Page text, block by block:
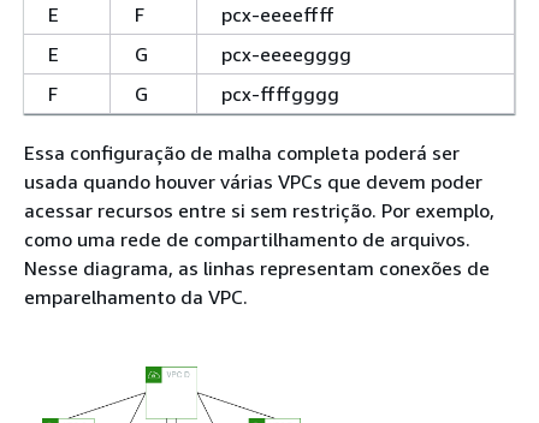
E
F
pcx-eeeeffff
E
G
pcx-eeeegggg
F
G pcx-ffffgggg
Essa configuração de malha completa poderá ser
usada quando houver várias VPCs que devem poder
acessar recursos entre si sem restrição. Por exemplo,
como uma rede de compartilhamento de arquivos.
Nesse diagrama, as linhas representam conexões de
emparelhamento da VPC.